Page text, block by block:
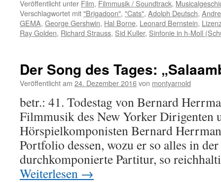
Veröffentlicht unter Film, Filmmusik / Soundtrack,
Verschlagwortet mit"Brigadoon", "Cats", Adolph Deutsch,
GEMA, George Gershwin, Hal Borne, Leonard Bernstein,
Ray Golden, Richard Strauss, Sid Kuller, Sinfonie in h-Moll
Der Song des Tages:
Veröffentlicht am 24. Dezember 2016von montyarnold
betr.: 41. Todestag von Bernard
Filmmusik des New Yorker Dirigenten
Hörspielkomponisten Bernard
Portfolio dessen, wozu er so alles in
durchkomponierte Partitur, so
Weiterlesen →